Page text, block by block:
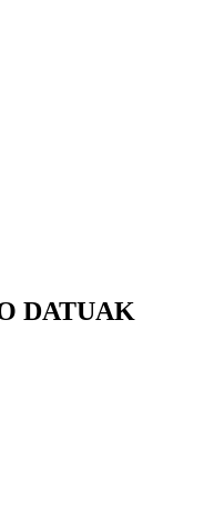
DATUAK